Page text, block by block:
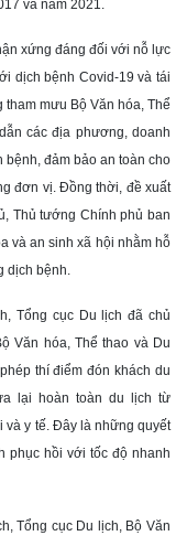
và năm 2021.
xứng đáng đối với nỗ lực
dịch bệnh Covid-19 và tái
mưu Bộ Văn hóa, Thể
các địa phương, doanh
đảm bảo an toàn cho
đơn vị. Đồng thời, đề xuất
Thủ tướng Chính phủ ban
và an sinh xã hội nhằm hỗ
dịch bệnh.
Tổng cục Du lịch đã chủ
Văn hóa, Thể thao và Du
thí điểm đón khách du
lại hoàn toàn du lịch từ
và y tế. Đây là những quyết
phục hồi với tốc độ nhanh
Tổng cục Du lịch, Bộ Văn